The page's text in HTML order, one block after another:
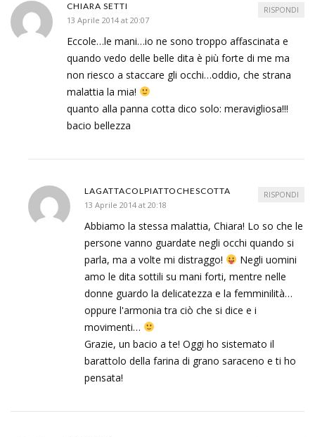
CHIARA SETTI
13 Aprile 2014 at 20:07
Eccole…le mani…io ne sono troppo affascinata e
quando vedo delle belle dita è più forte di me ma
non riesco a staccare gli occhi…oddio, che strana
malattia la mia!
quanto alla panna cotta dico solo: meravigliosa!!!
bacio bellezza
RISPONDI
LAGATTACOLPIATTOCHESCOTTA
13 Aprile 2014 at 20:18
Abbiamo la stessa malattia, Chiara! Lo so che le
persone vanno guardate negli occhi quando si
parla, ma a volte mi distraggo!
Negli uomini
amo le dita sottili su mani forti, mentre nelle
donne guardo la delicatezza e la femminilità…
oppure l'armonia tra ciò che si dice e i
movimenti…
Grazie, un bacio a te! Oggi ho sistemato il
barattolo della farina di grano saraceno e ti ho
pensata!
RISPONDI